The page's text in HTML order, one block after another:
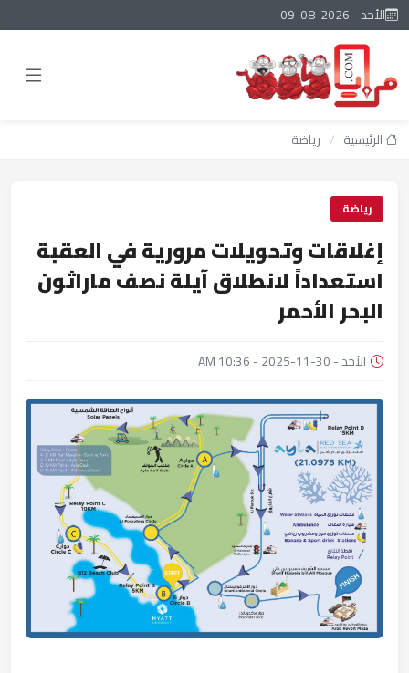
الأحد - 2026-08-09
الرئيسية / رياضة
رياضة
إغلاقات وتحويلات مرورية في العقبة
استعداداً لانطلاق آيلة نصف ماراثون
البحر الأحمر
الأحد - 30-11-2025 - 10:36 AM